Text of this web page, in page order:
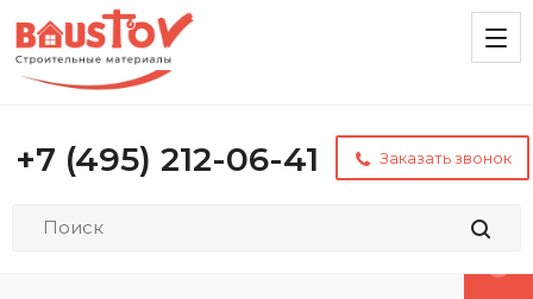
+7 (495) 212-06-41 Заказать звонок